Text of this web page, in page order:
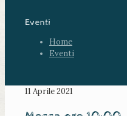
Eventi
Home
Eventi
11 Aprile 2021